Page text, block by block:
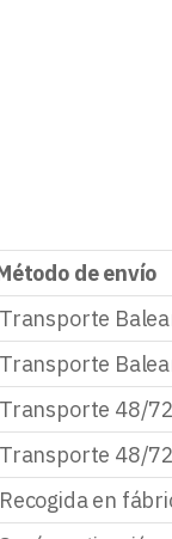
de envío
Transporte
Transporte
Transporte 48/
Transporte 48/
Recogida en